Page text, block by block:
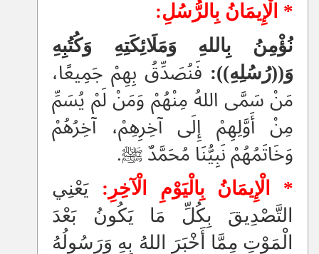
* الْإِيمَانُ بِالرُّسُلِ:
نُؤْمِنُ
بِاللهِ وَمَلَائِكَتِهِ وَكُتُبِهِ
وَ((رُسُلِهِ)): فَنُصَدِّقُ بِهِمْ جَمِيعًا،
مَنْ سَمَّى اللهُ مِنْهُمْ وَمَنْ لَمْ يُسَمِّ
مِنْ أَوَّلِهِمْ إِلَى آخِرِهِمْ، آخِرُهُمْ
وَخَاتَمُهُمْ نَبِيُّنَا مُحَمَّدٌ ﷺ.
* الْإِيمَانُ بِالْيَوْمِ الْآخِرِ‏:‏
يَعْنِي
التَّصْدِيقَ بِكُلِّ مَا يَكُونُ بَعْدَ
الْمَوْتِ مِمَّا أَخْبَرَ اللهُ بِهِ وَرَسُولُهُ